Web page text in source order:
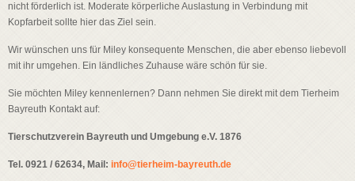
nicht förderlich ist. Moderate körperliche Auslastung in Verbindung mit
Kopfarbeit sollte hier das Ziel sein.
Wir wünschen uns für Miley konsequente Menschen, die aber ebenso liebevoll
mit ihr umgehen. Ein ländliches Zuhause wäre schön für sie.
Sie möchten Miley kennenlernen? Dann nehmen Sie direkt mit dem Tierheim
Bayreuth Kontakt auf:
Tierschutzverein Bayreuth und Umgebung e.V. 1876
Tel. 0921 / 62634, Mail: info@tierheim-bayreuth.de